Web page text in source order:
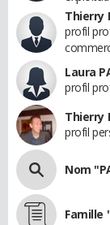
Thierry
profil
Laura
profil
Thierry
profil
Nom
Famille